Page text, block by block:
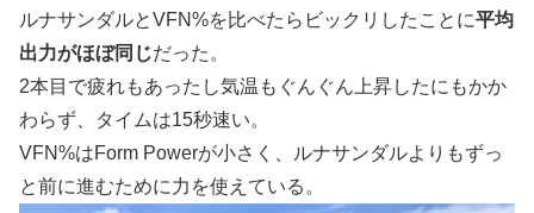
ルナサンダルとVFN%を比べたらビックリしたことに平均
出力がほぼ同じだった。
2本目で疲れもあったし気温もぐんぐん上昇したにもかか
わらず、タイムは15秒速い。
VFN%はForm Powerが小さく、ルナサンダルよりもずっ
と前に進むために力を使えている。